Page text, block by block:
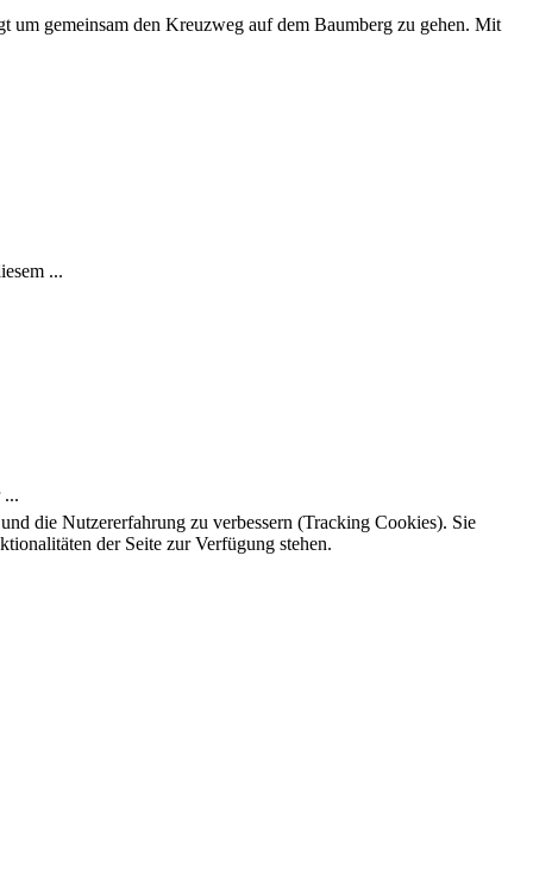
gemeinsam den Kreuzweg auf dem Baumberg zu gehen. Mit
...
...
die Nutzererfahrung zu verbessern (Tracking Cookies). Sie
der Seite zur Verfügung stehen.